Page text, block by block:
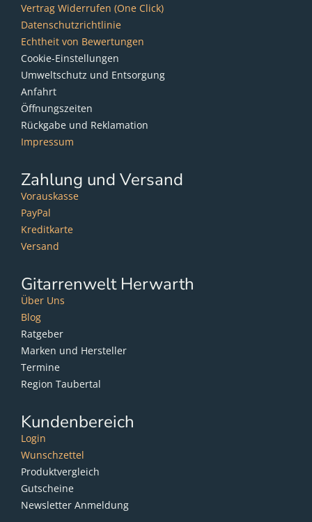
Vertrag Widerrufen (One Click)
Datenschutzrichtlinie
Echtheit von Bewertungen
Cookie-Einstellungen
Umweltschutz und Entsorgung
Anfahrt
Öffnungszeiten
Rückgabe und Reklamation
Impressum
Zahlung und Versand
Vorauskasse
PayPal
Kreditkarte
Versand
Gitarrenwelt Herwarth
Über Uns
Blog
Ratgeber
Marken und Hersteller
Termine
Region Taubertal
Kundenbereich
Login
Wunschzettel
Produktvergleich
Gutscheine
Newsletter Anmeldung